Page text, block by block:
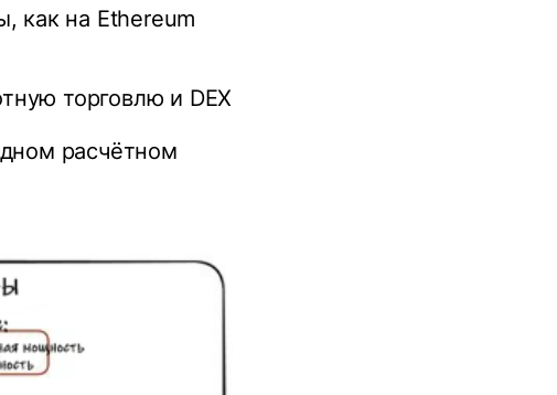
как на Ethereum
торговлю и DEX
расчётном